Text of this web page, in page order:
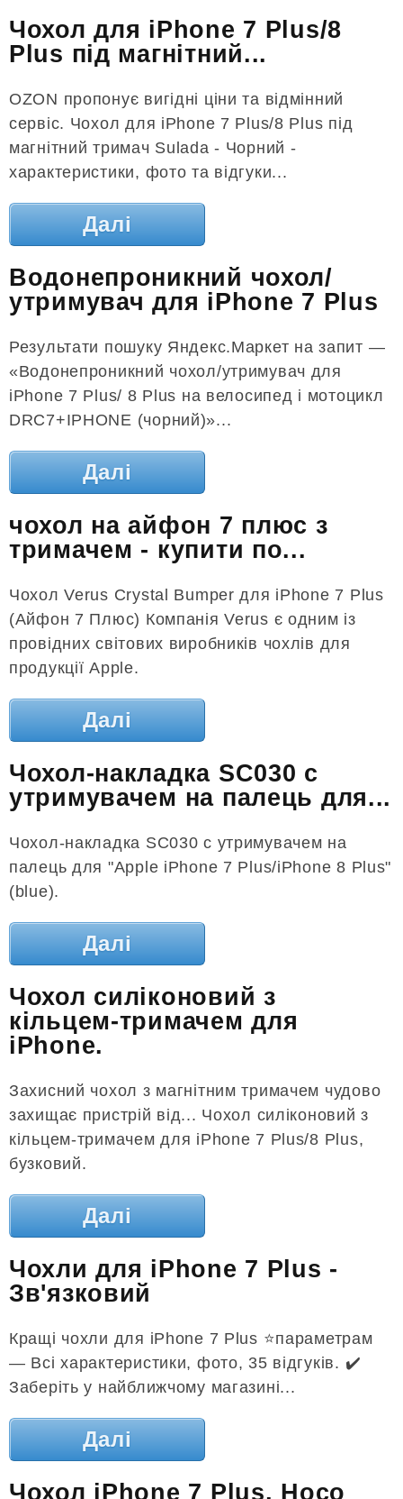
Чохол для iPhone 7 Plus/8
Plus під магнітний...
OZON пропонує вигідні ціни та відмінний
сервіс. Чохол для iPhone 7 Plus/8 Plus під
магнітний тримач Sulada - Чорний -
характеристики, фото та відгуки...
Далі
Водонепроникний чохол/
утримувач для iPhone 7 Plus
Результати пошуку Яндекс.Маркет на запит —
«Водонепроникний чохол/утримувач для
iPhone 7 Plus/ 8 Plus на велосипед і мотоцикл
DRC7+IPHONE (чорний)»...
Далі
чохол на айфон 7 плюс з
тримачем - купити по...
Чохол Verus Crystal Bumper для iPhone 7 Plus
(Айфон 7 Плюс) Компанія Verus є одним із
провідних світових виробників чохлів для
продукції Apple.
Далі
Чохол-накладка SC030 c
утримувачем на палець для...
Чохол-накладка SC030 c утримувачем на
палець для "Apple iPhone 7 Plus/iPhone 8 Plus"
(blue).
Далі
Чохол силіконовий з
кільцем-тримачем для
iPhone.
Захисний чохол з магнітним тримачем чудово
захищає пристрій від... Чохол силіконовий з
кільцем-тримачем для iPhone 7 Plus/8 Plus,
бузковий.
Далі
Чохли для iPhone 7 Plus -
Зв'язковий
Кращі чохли для iPhone 7 Plus ⭐️параметрам
— Всі характеристики, фото, 35 відгуків. ✔️
Заберіть у найближчому магазині...
Далі
Чохол iPhone 7 Plus, Hoco